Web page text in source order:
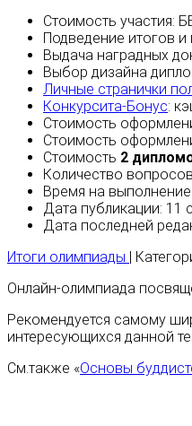
Стоимость участия:
Подведение итогов и
Выдача наградных
Выбор дизайна
Личные странички
Конкурсита-Бонус:
Стоимость
Стоимость
Стоимость 2
Количество
Время на
Дата публикации: 11
Дата последней
Итоги олимпиады
|
Онлайн-олимпиада
Рекомендуется самому
интересующихся данной
См.также «Основы